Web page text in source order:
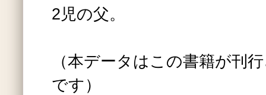
2児の父。
（本データはこの書籍が刊
です）